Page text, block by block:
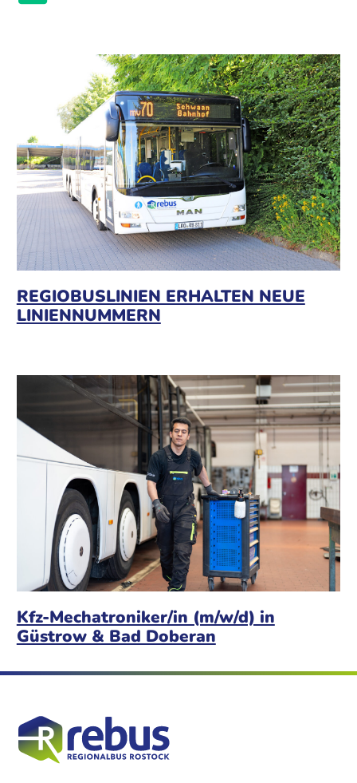
REGIOBUSLINIEN ERHALTEN NEUE
LINIENNUMMERN
Kfz-Mechatroniker/in (m/w/d) in
Güstrow & Bad Doberan